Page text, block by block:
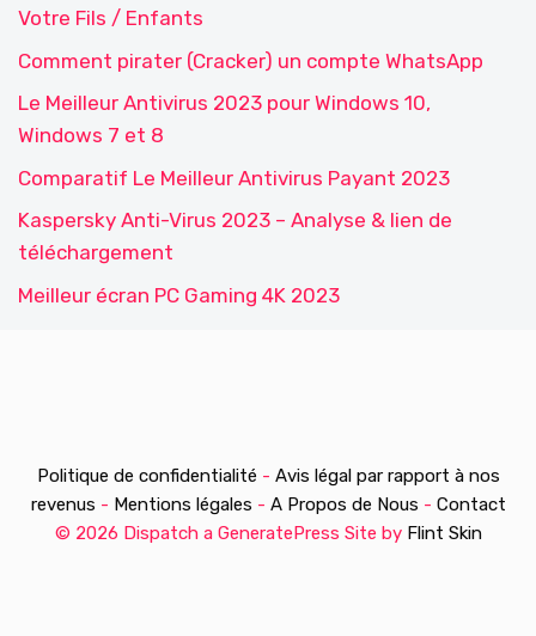
Votre Fils / Enfants
Comment pirater (Cracker) un compte WhatsApp
Le Meilleur Antivirus 2023 pour Windows 10,
Windows 7 et 8
Comparatif Le Meilleur Antivirus Payant 2023
Kaspersky Anti-Virus 2023 – Analyse & lien de
téléchargement
Meilleur écran PC Gaming 4K 2023
Politique de confidentialité - Avis légal par rapport à nos
revenus - Mentions légales - A Propos de Nous - Contact
© 2026 Dispatch a GeneratePress Site by Flint Skin